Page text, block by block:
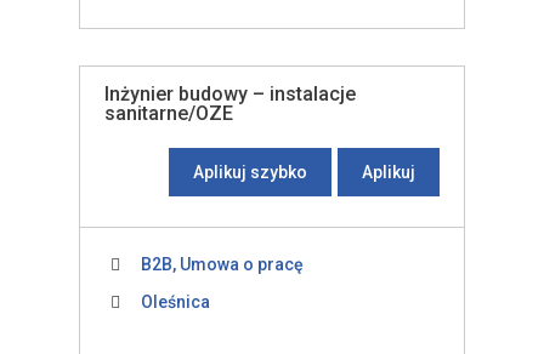
Inżynier budowy – instalacje
sanitarne/OZE
Aplikuj szybko Aplikuj
B2B, Umowa o pracę
Oleśnica